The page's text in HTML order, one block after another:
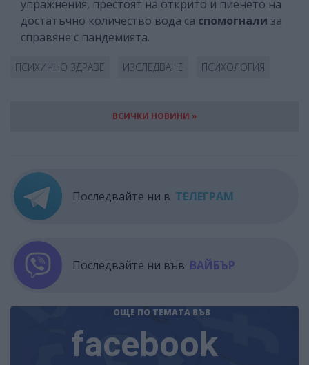
упражнения, престоят на открито и пиенето на
достатъчно количество вода са спомогнали за
справяне с пандемията.
ПСИХИЧНО ЗДРАВЕ ИЗСЛЕДВАНЕ ПСИХОЛОГИЯ
ВСИЧКИ НОВИНИ »
Последвайте ни в ТЕЛЕГРАМ
Последвайте ни във ВАЙБЪР
ОЩЕ ПО ТЕМАТА ВЪВ
facebook